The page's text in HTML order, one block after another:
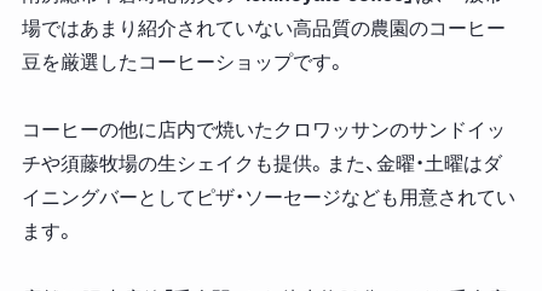
場ではあまり紹介されていない高品質の農園のコーヒー
豆を厳選したコーヒーショップです。
コーヒーの他に店内で焼いたクロワッサンのサンドイッ
チや須藤牧場の生シェイクも提供。また、金曜・土曜はダ
イニングバーとしてピザ・ソーセージなども用意されてい
ます。